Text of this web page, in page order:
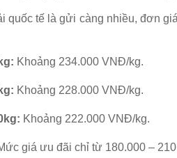
quốc tế là gửi càng nhiều, đơn
Khoảng 234.000 VNĐ/kg.
Khoảng 228.000 VNĐ/kg.
Khoảng 222.000 VNĐ/kg.
giá ưu đãi chỉ từ 180.000 –